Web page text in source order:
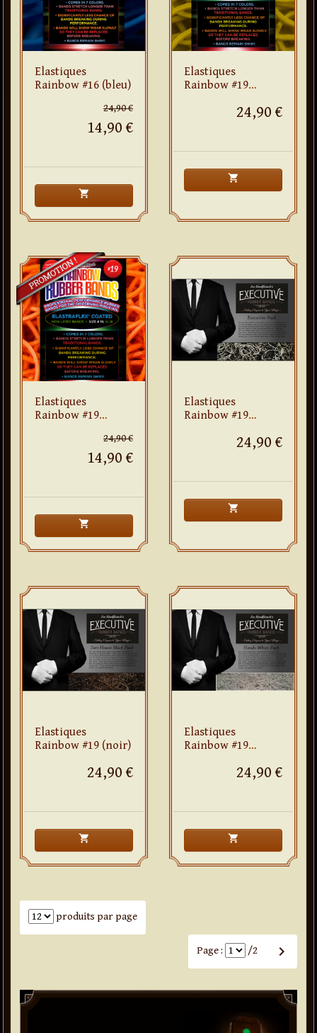
Elastiques
Rainbow #16 (bleu)
24,90 €
14,90 €
shopping_cart
Elastiques
Rainbow #19
24,90 €
shopping_cart
Elastiques
Rainbow #19
24,90 €
14,90 €
shopping_cart
Elastiques
Rainbow #19
24,90 €
shopping_cart
Elastiques
Rainbow #19 (noir)
24,90 €
shopping_cart
Elastiques
Rainbow #19
24,90 €
shopping_cart
Nombre de produits par page
produits par page
Page : /2 keyboard_arrow_right
Paddle